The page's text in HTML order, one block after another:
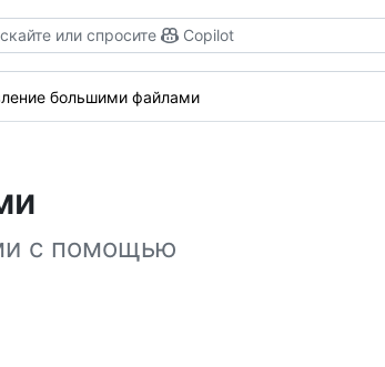
или спросите Copilot
большими файлами
с помощью